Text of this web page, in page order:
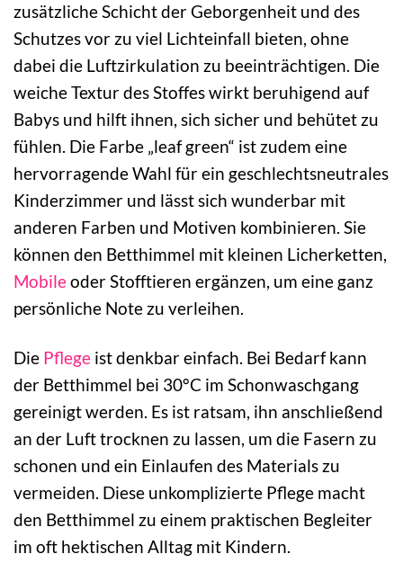
zusätzliche Schicht der Geborgenheit und des
Schutzes vor zu viel Lichteinfall bieten, ohne
dabei die Luftzirkulation zu beeinträchtigen. Die
weiche Textur des Stoffes wirkt beruhigend auf
Babys und hilft ihnen, sich sicher und behütet zu
fühlen. Die Farbe „leaf green“ ist zudem eine
hervorragende Wahl für ein geschlechtsneutrales
Kinderzimmer und lässt sich wunderbar mit
anderen Farben und Motiven kombinieren. Sie
können den Betthimmel mit kleinen Licherketten,
Mobileoder Stofftieren ergänzen, um eine ganz
persönliche Note zu verleihen.
Die Pflege ist denkbar einfach. Bei Bedarf kann
der Betthimmel bei 30°C im Schonwaschgang
gereinigt werden. Es ist ratsam, ihn anschließend
an der Luft trocknen zu lassen, um die Fasern zu
schonen und ein Einlaufen des Materials zu
vermeiden. Diese unkomplizierte Pflege macht
den Betthimmel zu einem praktischen Begleiter
im oft hektischen Alltag mit Kindern.